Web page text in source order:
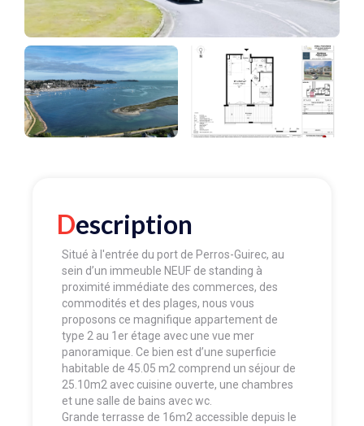
Description
Situé à l'entrée du port de Perros-Guirec, au
sein d’un immeuble NEUF de standing à
proximité immédiate des commerces, des
commodités et des plages, nous vous
proposons ce magnifique appartement de
type 2 au 1er étage avec une vue mer
panoramique. Ce bien est d’une superficie
habitable de 45.05 m2 comprend un séjour de
25.10m2 avec cuisine ouverte, une chambres
et une salle de bains avec wc.
Grande terrasse de 16m2 accessible depuis le